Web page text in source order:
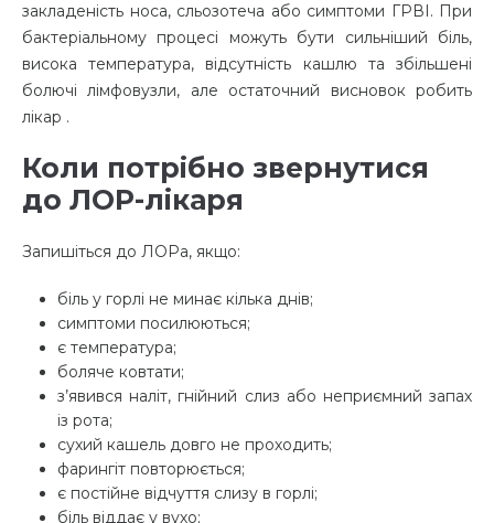
закладеність носа, сльозотеча або симптоми ГРВІ. При
бактеріальному процесі можуть бути сильніший біль,
висока температура, відсутність кашлю та збільшені
болючі лімфовузли, але остаточний висновок робить
лікар .
Коли потрібно звернутися
до ЛОР-лікаря
Запишіться до ЛОРа, якщо:
біль у горлі не минає кілька днів;
симптоми посилюються;
є температура;
боляче ковтати;
з’явився наліт, гнійний слиз або неприємний запах
із рота;
сухий кашель довго не проходить;
фарингіт повторюється;
є постійне відчуття слизу в горлі;
біль віддає у вухо;